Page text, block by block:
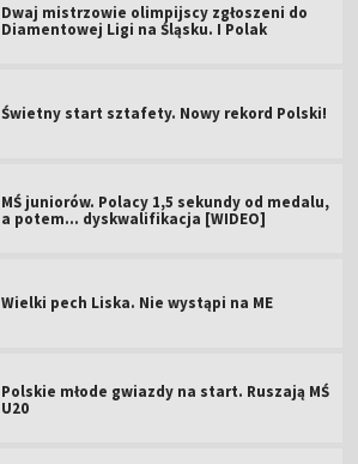
Dwaj mistrzowie olimpijscy zgłoszeni do
Diamentowej Ligi na Śląsku. I Polak
Świetny start sztafety. Nowy rekord Polski!
MŚ juniorów. Polacy 1,5 sekundy od medalu,
a potem... dyskwalifikacja [WIDEO]
Wielki pech Liska. Nie wystąpi na ME
Polskie młode gwiazdy na start. Ruszają MŚ
U20